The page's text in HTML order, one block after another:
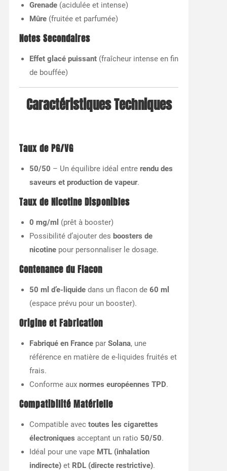
Grenade(acidulée et intense)
Mûre(fruitée et parfumée)
Notes Secondaires
Effet glacé puissant(fraîcheur intense en fin
de bouffée)
Caractéristiques Techniques
Taux de PG/VG
50/50 – Un équilibre idéal entre rendu des
saveurs et production de vapeur.
Taux de Nicotine Disponibles
0 mg/ml (prêt à booster)
Possibilité d’ajouter des boosters de
nicotinepour personnaliser le dosage.
Contenance du Flacon
50 ml d’e-liquidedans un flacon de 60 ml
(espace prévu pour un booster).
Origine et Fabrication
Fabriqué en Francepar Solana, une
référence en matière de e-liquides fruités et
frais.
Conforme aux normes européennes TPD.
Compatibilité Matérielle
Compatible avec toutes les cigarettes
électroniques acceptant un ratio 50/50.
Idéal pour une vape MTL (inhalation
indirecte)et RDL (directe restrictive).